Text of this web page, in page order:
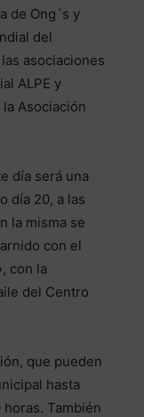
de Ong´s y
del
asociaciones
ALPE y
Asociación
día será una
día 20, a las
la misma se
con el
con la
del Centro
que pueden
hasta
También